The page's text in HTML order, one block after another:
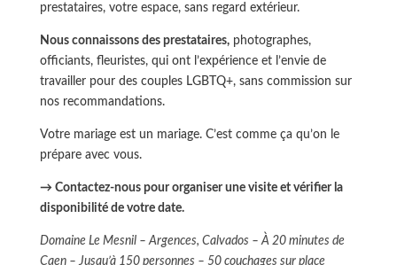
prestataires, votre espace, sans regard extérieur.
Nous connaissons des prestataires,photographes,
officiants, fleuristes, qui ont l’expérience et l’envie de
travailler pour des couples LGBTQ+, sans commission sur
nos recommandations.
Votre mariage est un mariage. C’est comme ça qu’on le
prépare avec vous.
→ Contactez-nous pour organiser une visite et vérifier la
disponibilité de votre date.
Domaine Le Mesnil – Argences, Calvados – À 20 minutes de
Caen – Jusqu’à 150 personnes – 50 couchages sur place